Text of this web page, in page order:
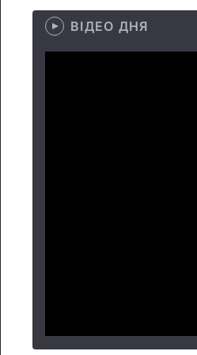
ВІДЕО ДНЯ